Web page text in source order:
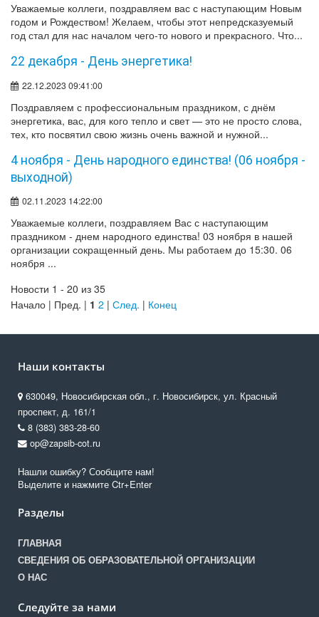
Уважаемые коллеги, поздравляем вас с наступающим Новым
годом и Рождеством! Желаем, чтобы этот непредсказуемый
год стал для нас началом чего-то нового и прекрасного. Что...
22 декабря - День энергетика!
22.12.2023 09:41:00
Поздравляем с профессиональным праздником, с днём
энергетика, вас, для кого тепло и свет — это не просто слова,
тех, кто посвятил свою жизнь очень важной и нужной...
4 ноября - День народного единства! (06 ноября -
выходной)
02.11.2023 14:22:00
Уважаемые коллеги, поздравляем Вас с наступающим
праздником - днем народного единства! 03 ноября в нашей
организации сокращенный день. Мы работаем до 15:30. 06
ноября ...
Новости 1 - 20 из 35
Начало | Пред. | 1 2 | След. | Конец
Наши контакты
630049, Новосибирская обл., г. Новосибирск, ул. Красный
проспект, д. 161/1
8 (383) 383-28-60
op@zapsib-cot.ru
Нашли ошибку? Сообщите нам!
Выделите и нажмите Ctr+Enter
Разделы
ГЛАВНАЯ
СВЕДЕНИЯ ОБ ОБРАЗОВАТЕЛЬНОЙ ОРГАНИЗАЦИИ
О НАС
Следуйте за нами